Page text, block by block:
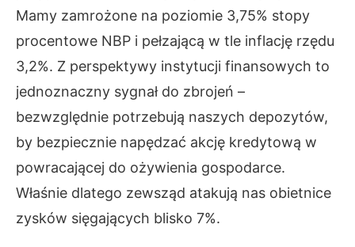
Mamy zamrożone na poziomie 3,75% stopy
procentowe NBP i pełzającą w tle inflację rzędu
3,2%. Z perspektywy instytucji finansowych to
jednoznaczny sygnał do zbrojeń –
bezwzględnie potrzebują naszych depozytów,
by bezpiecznie napędzać akcję kredytową w
powracającej do ożywienia gospodarce.
Właśnie dlatego zewsząd atakują nas obietnice
zysków sięgających blisko 7%.